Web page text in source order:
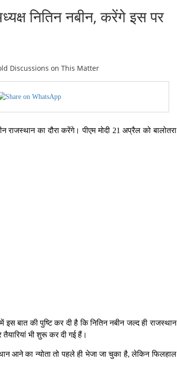
नितिन नबीन, करेंगे इस पर
राजस्थान का दौरा करेंगे। पीएम मोदी 21 अप्रैल को बालोतरा
बात की पुष्टि कर दी है कि नितिन नबीन जल्द ही राजस्थान
भी शुरू कर दी गई हैं।
आने का न्योता तो पहले ही भेजा जा चुका है, लेकिन फिलहाल